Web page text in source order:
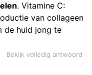
. Vitamine C:
van collageen
de huid jong te
Bekijk volledig antwoord